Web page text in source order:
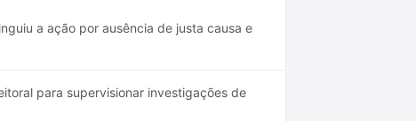
a ação por ausência de justa causa e
para supervisionar investigações de